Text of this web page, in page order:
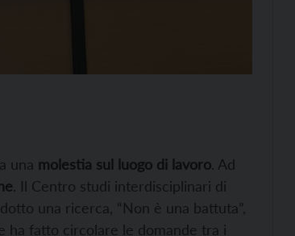
una molestia sul luogo di lavoro. Ad
. Il Centro studi interdisciplinari di
una ricerca, “Non è una battuta”,
ha fatto circolare le domande tra i